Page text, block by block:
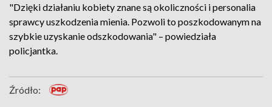
"Dzięki działaniu kobiety znane są okoliczności i personalia
sprawcy uszkodzenia mienia. Pozwoli to poszkodowanym na
szybkie uzyskanie odszkodowania" – powiedziała
policjantka.
Źródło: